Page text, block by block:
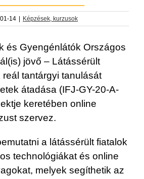
14 | Képzések, kurzusok
és Gyengénlátók Országos
jövő – Látássérült
tantárgyi tanulását
átadása (IFJ-GY-20-A-
keretében online
szervez.
a látássérült fiatalok
technológiákat és online
melyek segíthetik az